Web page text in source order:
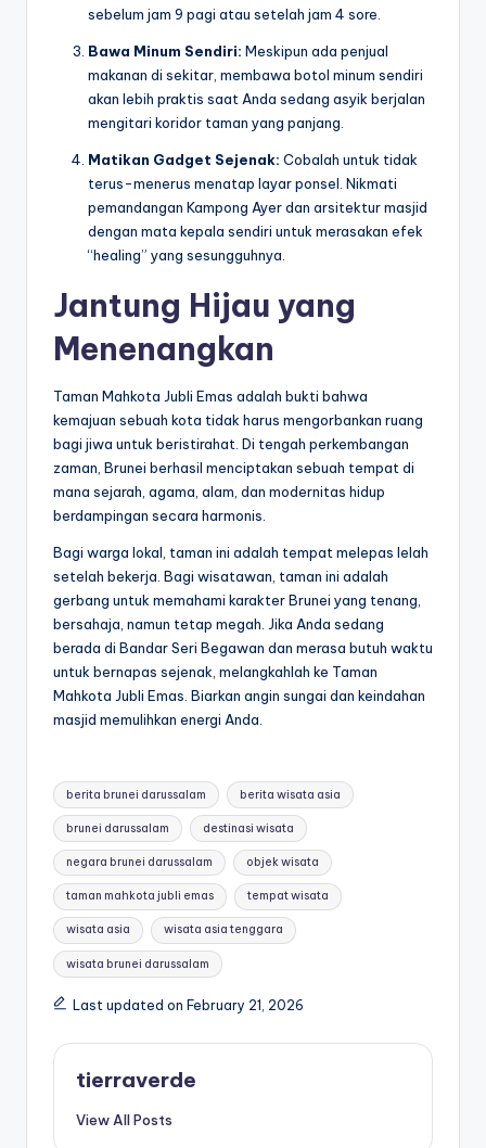
sebelum jam 9 pagi atau setelah jam 4 sore.
Bawa Minum Sendiri: Meskipun ada penjual
makanan di sekitar, membawa botol minum sendiri
akan lebih praktis saat Anda sedang asyik berjalan
mengitari koridor taman yang panjang.
Matikan Gadget Sejenak: Cobalah untuk tidak
terus-menerus menatap layar ponsel. Nikmati
pemandangan Kampong Ayer dan arsitektur masjid
dengan mata kepala sendiri untuk merasakan efek
“healing” yang sesungguhnya.
Jantung Hijau yang
Menenangkan
Taman Mahkota Jubli Emas adalah bukti bahwa
kemajuan sebuah kota tidak harus mengorbankan ruang
bagi jiwa untuk beristirahat. Di tengah perkembangan
zaman, Brunei berhasil menciptakan sebuah tempat di
mana sejarah, agama, alam, dan modernitas hidup
berdampingan secara harmonis.
Bagi warga lokal, taman ini adalah tempat melepas lelah
setelah bekerja. Bagi wisatawan, taman ini adalah
gerbang untuk memahami karakter Brunei yang tenang,
bersahaja, namun tetap megah. Jika Anda sedang
berada di Bandar Seri Begawan dan merasa butuh waktu
untuk bernapas sejenak, melangkahlah ke Taman
Mahkota Jubli Emas. Biarkan angin sungai dan keindahan
masjid memulihkan energi Anda.
Tags:
berita brunei darussalam berita wisata asia
brunei darussalam destinasi wisata
negara brunei darussalam objek wisata
taman mahkota jubli emas tempat wisata
wisata asia wisata asia tenggara
wisata brunei darussalam
Last updated on February 21, 2026
tierraverde
View All Posts